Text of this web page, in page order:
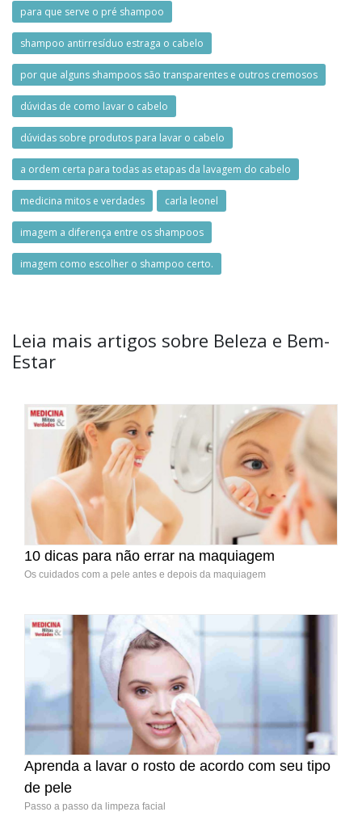
para que serve o pré shampoo
shampoo antirresíduo estraga o cabelo
por que alguns shampoos são transparentes e outros cremosos
dúvidas de como lavar o cabelo
dúvidas sobre produtos para lavar o cabelo
a ordem certa para todas as etapas da lavagem do cabelo
medicina mitos e verdades carla leonel
imagem a diferença entre os shampoos
imagem como escolher o shampoo certo.
Leia mais artigos sobre Beleza e Bem-
Estar
10 dicas para não errar na maquiagem
Os cuidados com a pele antes e depois da maquiagem
Aprenda a lavar o rosto de acordo com seu tipo
de pele
Passo a passo da limpeza facial